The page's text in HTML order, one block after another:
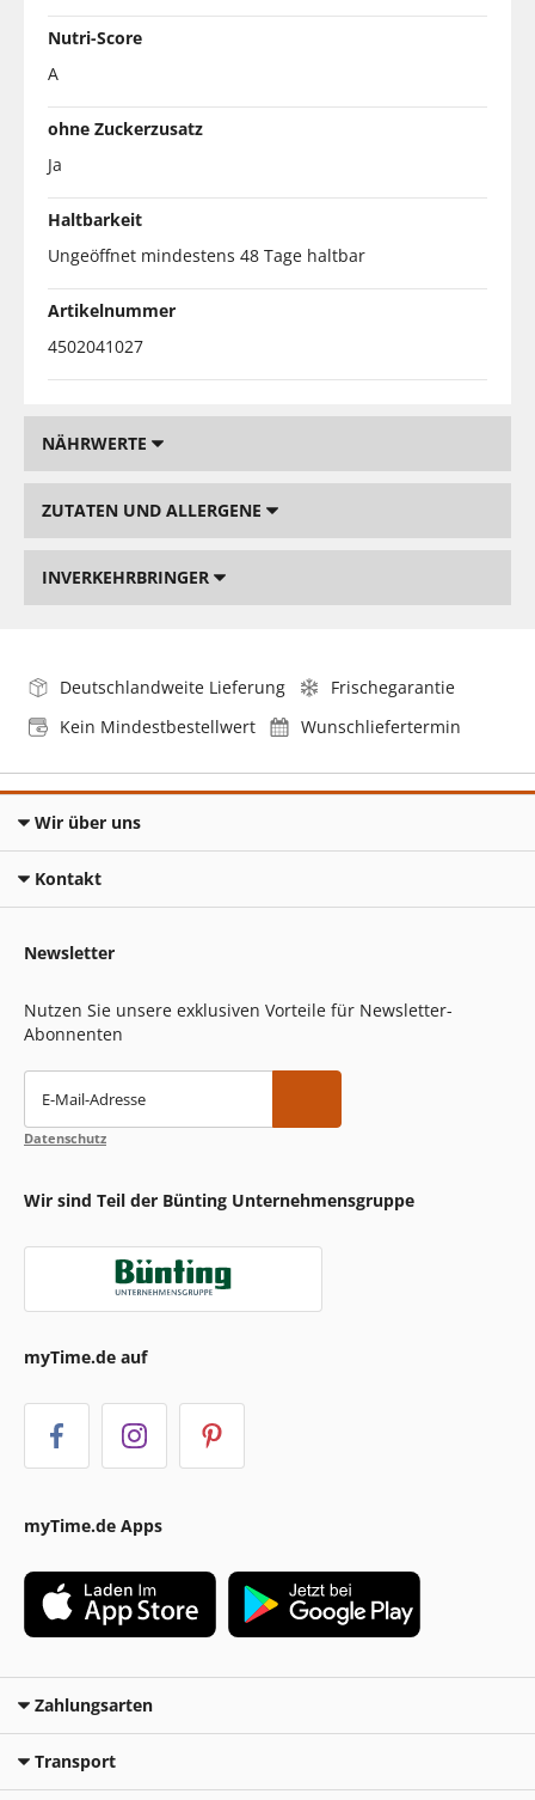
Nutri-Score
A
ohne Zuckerzusatz
Ja
Haltbarkeit
Ungeöffnet mindestens 48 Tage haltbar
Artikelnummer
4502041027
NÄHRWERTE
ZUTATEN UND ALLERGENE
INVERKEHRBRINGER
Deutschlandweite Lieferung
Frischegarantie
Kein Mindestbestellwert
Wunschliefertermin
Wir über uns
Kontakt
Newsletter
Nutzen Sie unsere exklusiven Vorteile für Newsletter-
Abonnenten
E-Mail-Adresse
Datenschutz
Wir sind Teil der Bünting Unternehmensgruppe
myTime.de auf
myTime.de Apps
Zahlungsarten
Transport